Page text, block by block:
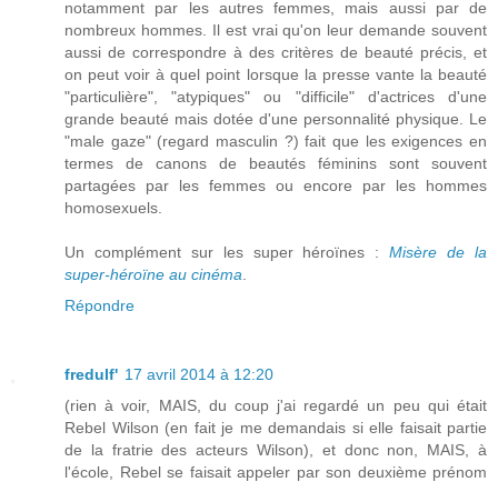
notamment par les autres femmes, mais aussi par de
nombreux hommes. Il est vrai qu'on leur demande souvent
aussi de correspondre à des critères de beauté précis, et
on peut voir à quel point lorsque la presse vante la beauté
"particulière", "atypiques" ou "difficile" d'actrices d'une
grande beauté mais dotée d'une personnalité physique. Le
"male gaze" (regard masculin ?) fait que les exigences en
termes de canons de beautés féminins sont souvent
partagées par les femmes ou encore par les hommes
homosexuels.
Un complément sur les super héroïnes :Misère de la
super-héroïne au cinéma
Répondre
fredulf' 17 avril 2014 à 12:20
(rien à voir, MAIS, du coup j'ai regardé un peu qui était
Rebel Wilson (en fait je me demandais si elle faisait partie
de la fratrie des acteurs Wilson), et donc non, MAIS, à
l'école, Rebel se faisait appeler par son deuxième prénom